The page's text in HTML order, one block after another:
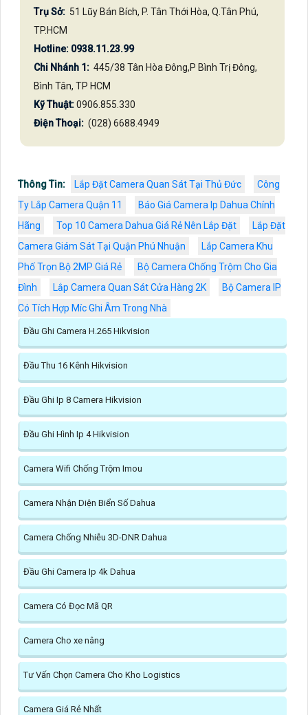
Trụ Sở: 51 Lũy Bán Bích, P. Tân Thới Hòa, Q.Tân Phú,
TP.HCM
Hotline: 0938.11.23.99
Chi Nhánh 1: 445/38 Tân Hòa Đông,P Bình Trị Đông,
Bình Tân, TP HCM
Kỹ Thuật:0906.855.330
Điện Thoại: (028) 6688.4949
Thông Tin: Lắp Đặt Camera Quan Sát Tại Thủ Đức
Công
Ty Lắp Camera Quận 11
Báo Giá Camera Ip Dahua Chính
Hãng
Top 10 Camera Dahua Giá Rẻ Nên Lắp Đặt
Lắp Đặt
Camera Giám Sát Tại Quận Phú Nhuận
Lắp Camera Khu
Phố Trọn Bộ 2MP Giá Rẻ
Bộ Camera Chống Trộm Cho Gia
Đình
Lắp Camera Quan Sát Cửa Hàng 2K
Bộ Camera IP
Có Tích Hợp Míc Ghi Âm Trong Nhà
Đầu Ghi Camera H.265 Hikvision
Đầu Thu 16 Kênh Hikvision
Đầu Ghi Ip 8 Camera Hikvision
Đầu Ghi Hình Ip 4 Hikvision
Camera Wifi Chống Trộm Imou
Camera Nhận Diện Biển Số Dahua
Camera Chống Nhiễu 3D-DNR Dahua
Đầu Ghi Camera Ip 4k Dahua
Camera Có Đọc Mã QR
Camera Cho xe nâng
Tư Vấn Chọn Camera Cho Kho Logistics
Camera Giá Rẻ Nhất